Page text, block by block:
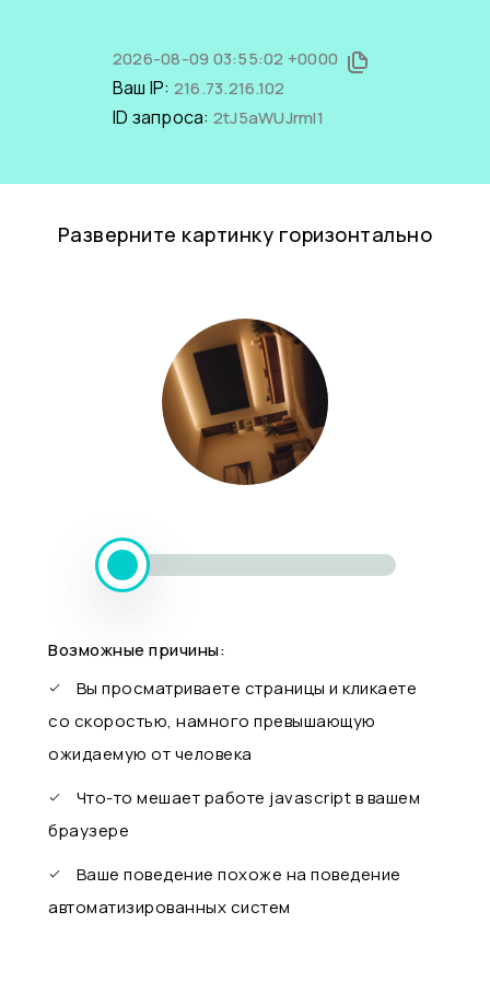
2026-08-09 03:55:02 +0000
Ваш IP: 216.73.216.102
ID запроса: 2tJ5aWUJrmI1
Разверните картинку горизонтально
Возможные причины:
Вы просматриваете страницы и кликаете
со скоростью, намного превышающую
ожидаемую от человека
Что-то мешает работе javascript в вашем
браузере
Ваше поведение похоже на поведение
автоматизированных систем